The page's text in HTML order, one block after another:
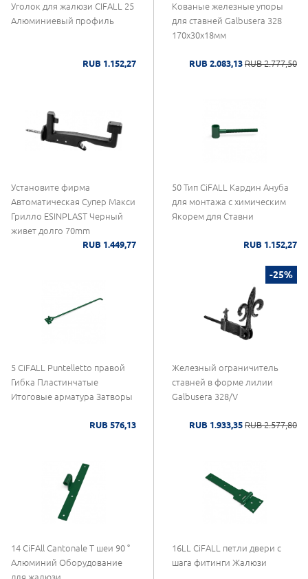
Уголок для жалюзи CIFALL 25
Алюминиевый профиль
RUB 1.152,27
Кованые железные упоры
для ставней Galbusera 328
170x30x18мм
RUB 2.083,13 RUB 2.777,50
Установите фирма
Автоматическая Супер Макси
Грилло ESINPLAST Черный
живет долго 70mm
RUB 1.449,77
50 Тип CiFALL Кардин Ануба
для монтажа с химическим
Якорем для Ставни
RUB 1.152,27
5 CiFALL Puntelletto правой
Гибка Пластинчатые
Итоговые арматура Затворы
RUB 576,13
-25%
Железный ограничитель
ставней в форме лилии
Galbusera 328/V
RUB 1.933,35 RUB 2.577,80
14 CiFAll Cantonale Т шеи 90 °
Алюминий Оборудование
16LL CiFALL петли двери с
шага фитинги Жалюзи